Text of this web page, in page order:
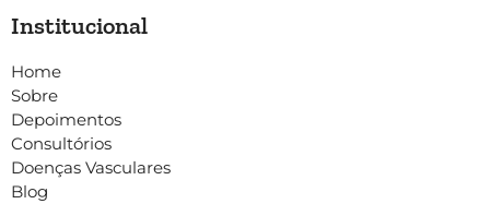
Institucional
Home
Sobre
Depoimentos
Consultórios
Doenças Vasculares
Blog